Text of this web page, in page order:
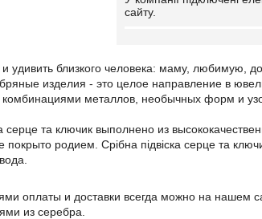
сайту.
удивить близкого человека: маму, любимую,
изделия - это целое направление в
металлов, необычных форм и
серце та ключик выполнено из
родием. Срібна підвіска серце та
оплаты и доставки всегда можно на
из серебра.